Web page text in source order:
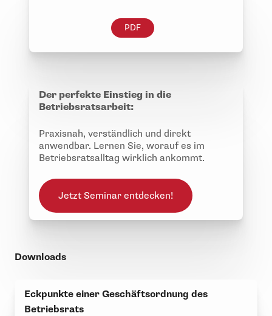
PDF
Der perfekte Einstieg in die
Betriebsratsarbeit:
Praxisnah, verständlich und direkt
anwendbar. Lernen Sie, worauf es im
Betriebsratsalltag wirklich ankommt.
Jetzt Seminar entdecken!
Downloads
Eckpunkte einer Geschäftsordnung des
Betriebsrats